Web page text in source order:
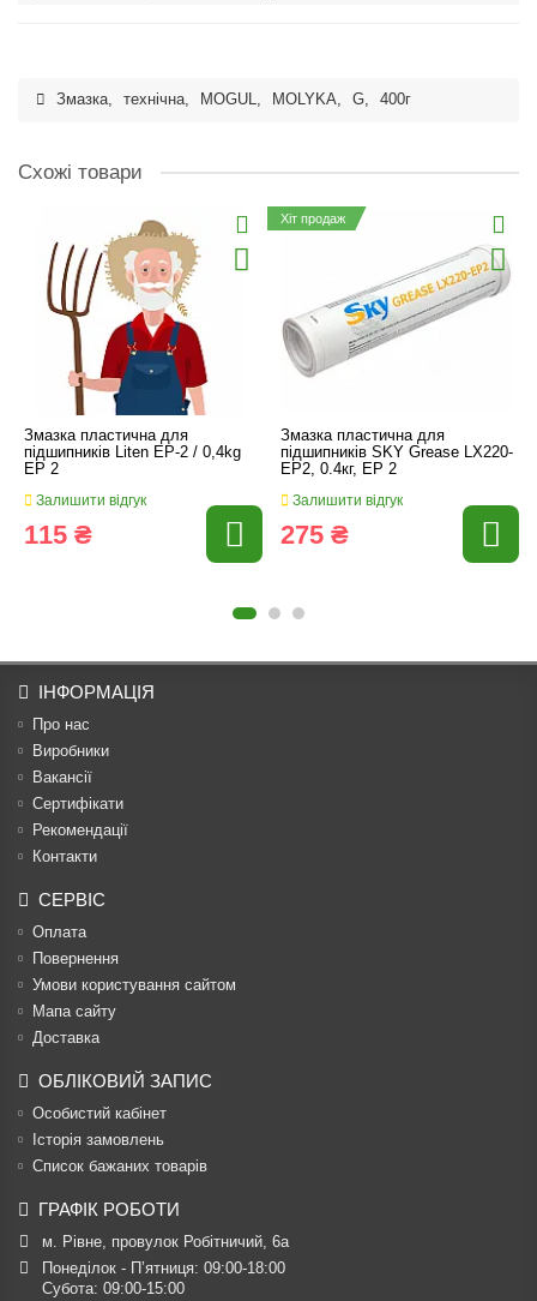
Змазка технічна MOGUL MOLYKA G 400г
Схожі товари
Змазка пластична для
підшипників Liten EP-2 / 0,4kg
EP 2
Залишити відгук
115 ₴
Хіт продаж
Змазка пластична для
підшипників SKY Grease LX220-
EP2, 0.4кг, EP 2
Залишити відгук
275 ₴
ІНФОРМАЦІЯ
Про нас
Виробники
Вакансії
Сертифікати
Рекомендації
Контакти
СЕРВІС
Оплата
Повернення
Умови користування сайтом
Мапа сайту
Доставка
ОБЛІКОВИЙ ЗАПИС
Особистий кабінет
Історія замовлень
Список бажаних товарів
ГРАФІК РОБОТИ
м. Рівне, провулок Робітничий, 6а
Понеділок - П’ятниця: 09:00-18:00
Субота: 09:00-15:00